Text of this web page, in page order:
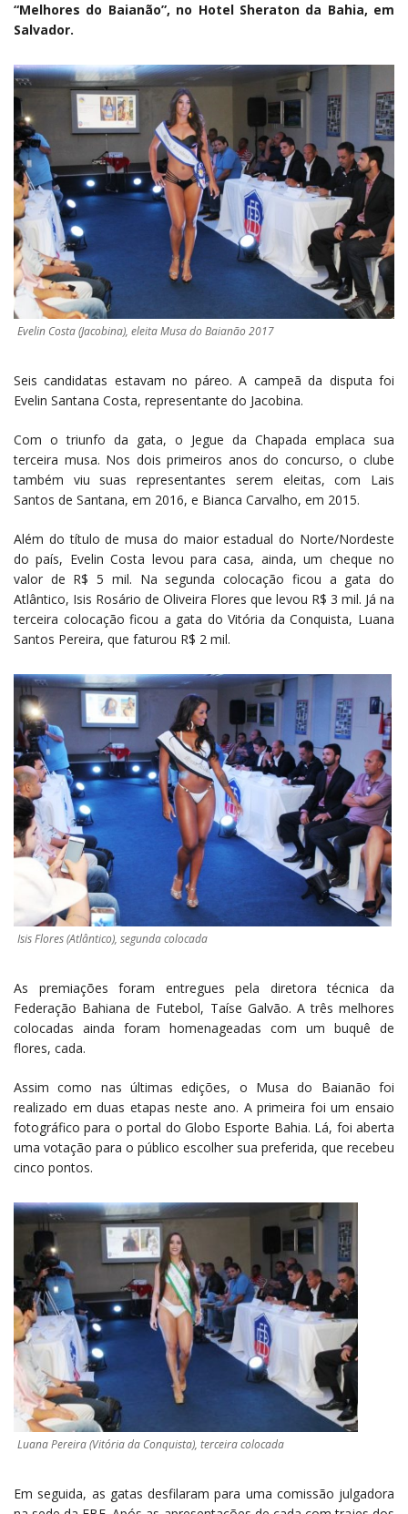
“Melhores do Baianão”, no Hotel Sheraton da Bahia, em
Salvador.
Evelin Costa (Jacobina), eleita Musa do Baianão 2017
Seis candidatas estavam no páreo. A campeã da disputa foi
Evelin Santana Costa, representante do Jacobina.
Com o triunfo da gata, o Jegue da Chapada emplaca sua
terceira musa. Nos dois primeiros anos do concurso, o clube
também viu suas representantes serem eleitas, com Lais
Santos de Santana, em 2016, e Bianca Carvalho, em 2015.
Além do título de musa do maior estadual do Norte/Nordeste
do país, Evelin Costa levou para casa, ainda, um cheque no
valor de R$ 5 mil. Na segunda colocação ficou a gata do
Atlântico, Isis Rosário de Oliveira Flores que levou R$ 3 mil. Já na
terceira colocação ficou a gata do Vitória da Conquista, Luana
Santos Pereira, que faturou R$ 2 mil.
Isis Flores (Atlântico), segunda colocada
As premiações foram entregues pela diretora técnica da
Federação Bahiana de Futebol, Taíse Galvão. A três melhores
colocadas ainda foram homenageadas com um buquê de
flores, cada.
Assim como nas últimas edições, o Musa do Baianão foi
realizado em duas etapas neste ano. A primeira foi um ensaio
fotográfico para o portal do Globo Esporte Bahia. Lá, foi aberta
uma votação para o público escolher sua preferida, que recebeu
cinco pontos.
Luana Pereira (Vitória da Conquista), terceira colocada
Em seguida, as gatas desfilaram para uma comissão julgadora